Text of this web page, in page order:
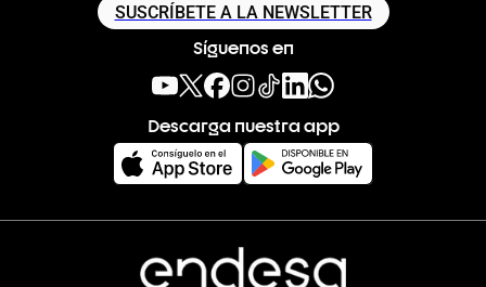
SUSCRÍBETE A LA NEWSLETTER
Síguenos en
Descarga nuestra app